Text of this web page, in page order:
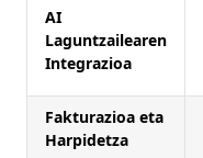
AI
Laguntzailearen
Integrazioa
Fakturazioa eta
Harpidetza